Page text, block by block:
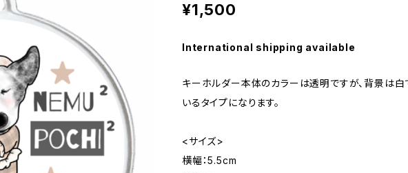
¥1,500
International shipping available
キーホルダー本体のカラーは透明ですが、背景は白
いるタイプになります。
<サイズ>
横幅：5.5cm